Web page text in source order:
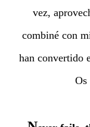
vez,
combiné con
han convertido
Os